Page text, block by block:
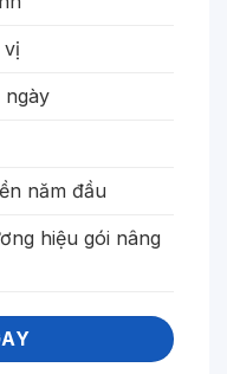
ngày
năm đầu
hiệu gói nâng